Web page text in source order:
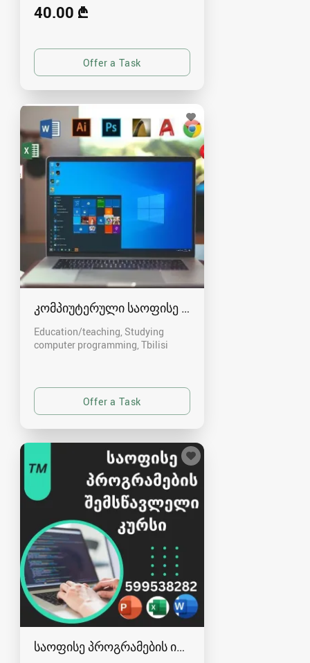
40.00 ₾
კომპიუტერული საოფისე პროგრამების
Education/teaching, Studying
computer programming Tbilisi
საოფისე პროგრამების ინდივიდუალური კურსი